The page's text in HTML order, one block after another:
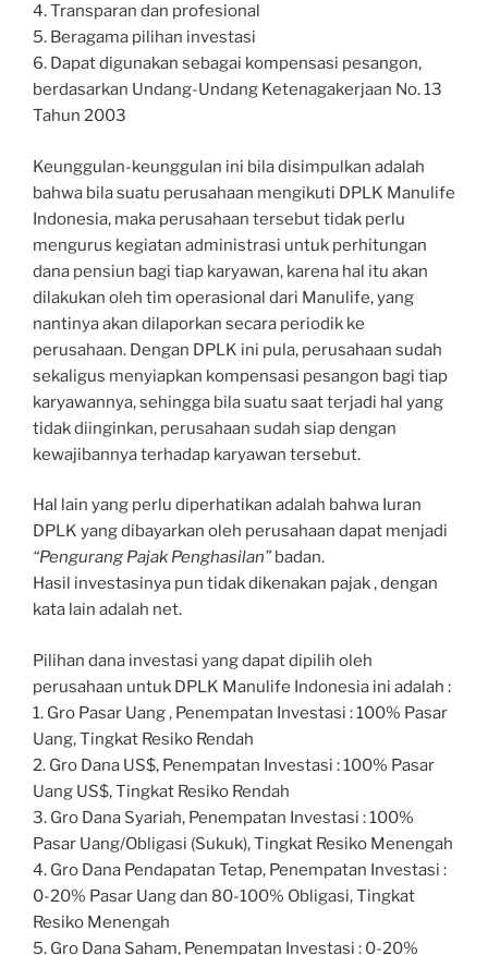
4. Transparan dan profesional
5. Beragama pilihan investasi
6. Dapat digunakan sebagai kompensasi pesangon,
berdasarkan Undang-Undang Ketenagakerjaan No. 13
Tahun 2003
Keunggulan-keunggulan ini bila disimpulkan adalah
bahwa bila suatu perusahaan mengikuti DPLK Manulife
Indonesia, maka perusahaan tersebut tidak perlu
mengurus kegiatan administrasi untuk perhitungan
dana pensiun bagi tiap karyawan, karena hal itu akan
dilakukan oleh tim operasional dari Manulife, yang
nantinya akan dilaporkan secara periodik ke
perusahaan. Dengan DPLK ini pula, perusahaan sudah
sekaligus menyiapkan kompensasi pesangon bagi tiap
karyawannya, sehingga bila suatu saat terjadi hal yang
tidak diinginkan, perusahaan sudah siap dengan
kewajibannya terhadap karyawan tersebut.
Hal lain yang perlu diperhatikan adalah bahwa Iuran
DPLK yang dibayarkan oleh perusahaan dapat menjadi
“Pengurang Pajak Penghasilan” badan.
Hasil investasinya pun tidak dikenakan pajak , dengan
kata lain adalah net.
Pilihan dana investasi yang dapat dipilih oleh
perusahaan untuk DPLK Manulife Indonesia ini adalah :
1. Gro Pasar Uang , Penempatan Investasi : 100% Pasar
Uang, Tingkat Resiko Rendah
2. Gro Dana US$, Penempatan Investasi : 100% Pasar
Uang US$, Tingkat Resiko Rendah
3. Gro Dana Syariah, Penempatan Investasi : 100%
Pasar Uang/Obligasi (Sukuk), Tingkat Resiko Menengah
4. Gro Dana Pendapatan Tetap, Penempatan Investasi :
0-20% Pasar Uang dan 80-100% Obligasi, Tingkat
Resiko Menengah
5. Gro Dana Saham, Penempatan Investasi : 0-20%